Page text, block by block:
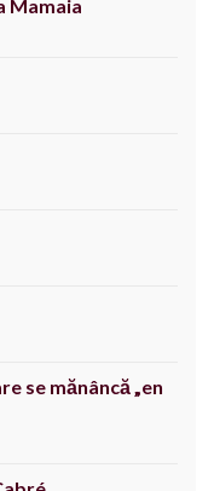
Mamaia
se mănâncă „en